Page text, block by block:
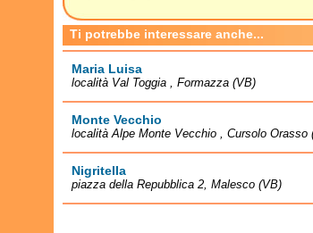
Ti potrebbe interessare anche...
Maria Luisa
località Val Toggia , Formazza (VB)
Monte Vecchio
località Alpe Monte Vecchio , Cursolo Orasso
Nigritella
piazza della Repubblica 2, Malesco (VB)